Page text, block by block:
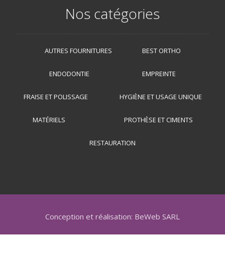
Nos catégories
AUTRES FOURNITURES BEST ORTHO
ENDODONTIE EMPREINTE
FRAISE ET POLISSAGE HYGIÈNE ET USAGE UNIQUE
MATÉRIELS PROTHÈSE ET CIMENTS
RESTAURATION
Conception et réalisation: BeWeb SARL